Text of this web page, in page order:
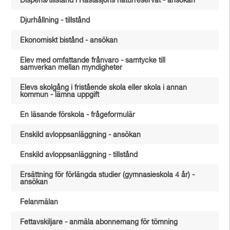
Djurhållning - tillstånd
Ekonomiskt bistånd - ansökan
Elev med omfattande frånvaro - samtycke till
samverkan mellan myndigheter
Elevs skolgång i fristående skola eller skola i annan
kommun - lämna uppgift
En läsande förskola - frågeformulär
Enskild avloppsanläggning - ansökan
Enskild avloppsanläggning - tillstånd
Ersättning för förlängda studier (gymnasieskola 4 år) -
ansökan
Felanmälan
Fettavskiljare - anmäla abonnemang för tömning